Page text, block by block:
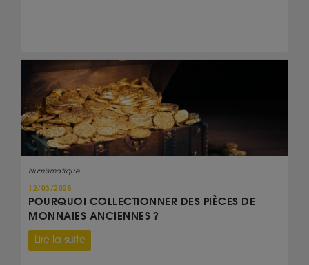
Numismatique
12/03/2025
POURQUOI COLLECTIONNER DES PIÈCES DE
MONNAIES ANCIENNES ?
Lire la suite